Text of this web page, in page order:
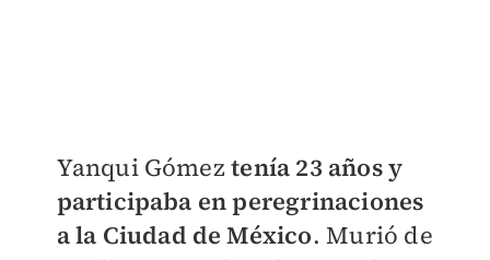
Yanqui Gómeztenía 23 años y
participaba en peregrinaciones
a la Ciudad de México. Murió de